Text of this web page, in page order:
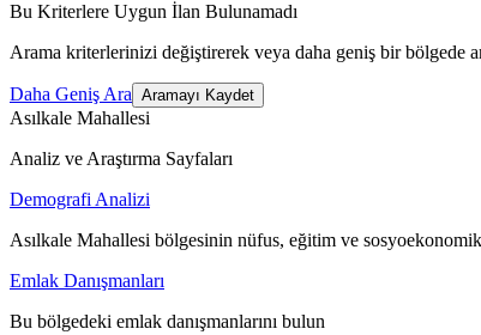
Bu Kriterlere Uygun İlan Bulunamadı
Arama kriterlerinizi değiştirerek veya daha geniş bir bölgede
Daha Geniş Ara Aramayı Kaydet
Asılkale Mahallesi
Analiz ve Araştırma Sayfaları
Demografi Analizi
Asılkale Mahallesi bölgesinin nüfus, eğitim ve sosyoekonomik
Emlak Danışmanları
Bu bölgedeki emlak danışmanlarını bulun